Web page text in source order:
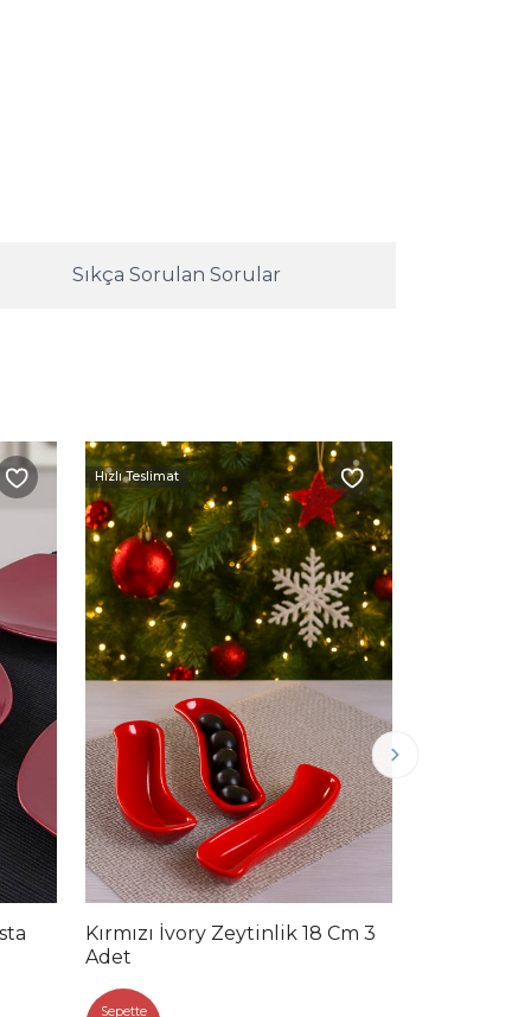
Sıkça Sorulan Sorular
Hızlı Teslimat
Kırmızı İvory Zeytinlik 18 Cm 3
Adet
Sepette